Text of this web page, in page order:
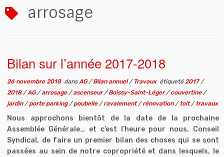
arrosage
Bilan sur l’année 2017-2018
26 novembre 2018dansAG/Bilan annuel/ Travaux étiqueté2017 /
2018 /AG/arrosage /ascenseur/Boissy-Saint-Léger/couvertine /
jardin /porte parking /poubelle /ravalement/rénovation /toit/travaux
Nous approchons bientôt de la date de la prochaine
Assemblée Générale… et c’est l’heure pour nous, Conseil
Syndical, de faire un premier bilan des choses qui se sont
passées au sein de notre copropriété et dans lesquels, le